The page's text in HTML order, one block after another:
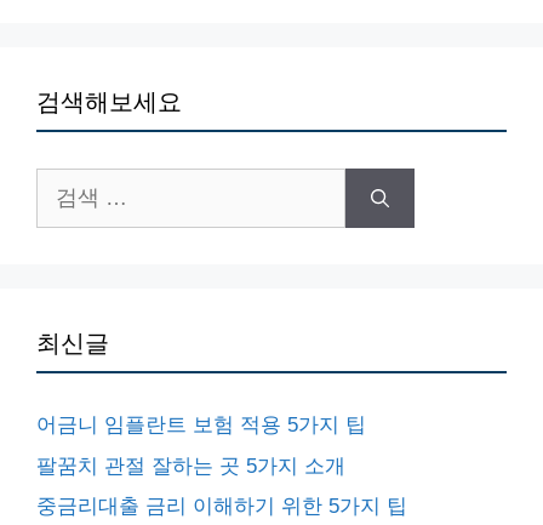
검색해보세요
색:
최신글
어금니 임플란트 보험 적용 5가지 팁
팔꿈치 관절 잘하는 곳 5가지 소개
중금리대출 금리 이해하기 위한 5가지 팁